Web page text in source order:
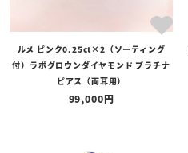
ルメ ピンク0.25ct×2（ソーティング
付）ラボグロウンダイヤモンド プラチナ
ピアス（両耳用）
99,000